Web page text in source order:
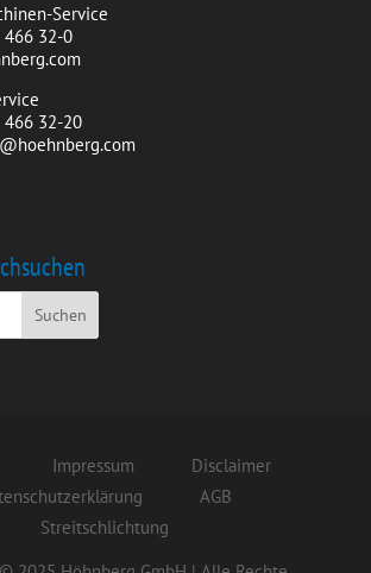
Service
466 32-0
466 32-20
Impressum
Disclaimer
AGB
Streitschlichtung